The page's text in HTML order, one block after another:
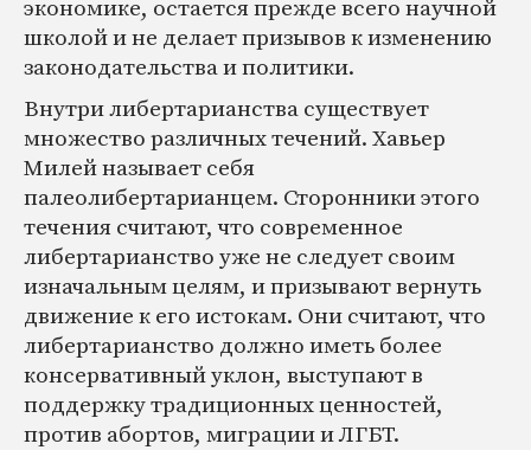
экономике, остается прежде всего научной
школой и не делает призывов к изменению
законодательства и политики.
Внутри либертарианства существует
множество различных течений. Хавьер
Милей называет себя
палеолибертарианцем. Сторонники этого
течения считают, что современное
либертарианство уже не следует своим
изначальным целям, и призывают вернуть
движение к его истокам. Они считают, что
либертарианство должно иметь более
консервативный уклон, выступают в
поддержку традиционных ценностей,
против абортов, миграции и ЛГБТ.